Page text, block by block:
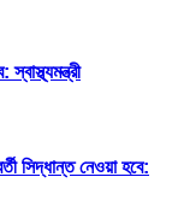
সিদ্ধান্ত নেওয়া হবে: